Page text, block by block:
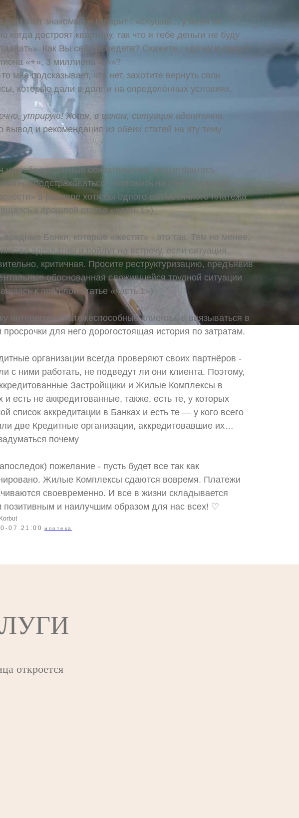
Вам этот знакомый и говорит : «слушай... у меня не
когда достроят квартиру, так что я тебе деньги не буду
Как Вы себя поведете? Скажете : «да ну и ладно!
«+», 3 миллиона «-»»?
мне подсказывает, что нет, захотите вернуть свои
которые дали в долг и на определённых условиях.
утрирую! Хотя, в целом, ситуация идентична.
вывод и рекомендация из обеих статей на эту тему
на себя кредитные обязательства, подготовитесь.
подстраховаться - положить на счет «подушку
в размере хотя бы одного ежемесячного платежа
к прошлой статье «часть 1»)
вредные Банки, которые «жестят» - это так. Тем не менее,
адекватны и пойдут на встречу, если ситуация,
критичная. Просите реструктуризацию, предъявив
обоснованная сложившейся трудной ситуации
к прошлой статье «часть 1»)
интересны платежеспособные клиенты, а ввязываться в
просрочки для него дорогостоящая история по затратам.
организации всегда проверяют своих партнёров -
с ними работать, не подведут ли они клиента. Поэтому,
Застройщики и Жилые Комплексы в
и есть не аккредитованные, также, есть те, у которых
список аккредитации в Банках и есть те — у кого всего
две Кредитные организации, аккредитовавшие их…
почему
пожелание - пусть будет все так как
Жилые Комплексы сдаются вовремя. Платежи
своевременно. И все в жизни складывается
и наилучшим образом для нас всех! ♡
07 21:00 ипотека
откроется